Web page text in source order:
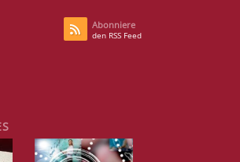
Abonniere
den RSS Feed